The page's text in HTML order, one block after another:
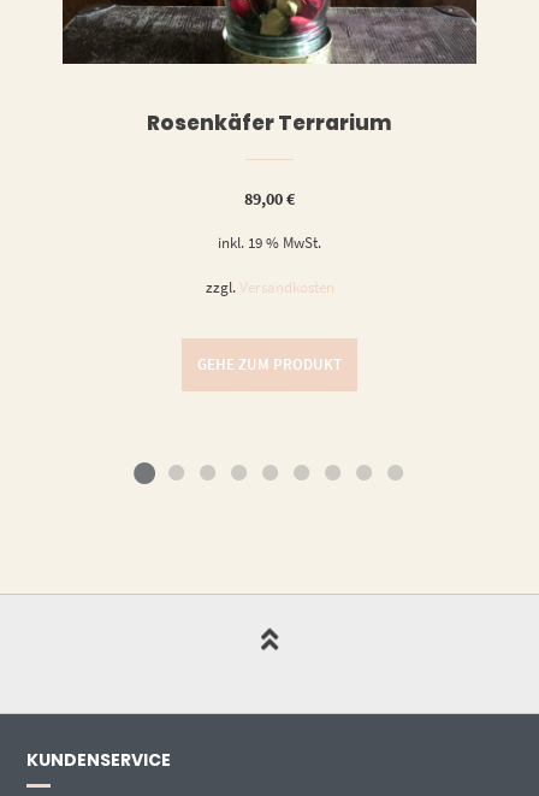
WEITERLESEN
Rosenkäfer Terrarium
89,00€
inkl. 19 % MwSt.
zzgl. Versandkosten
GEHE ZUM PRODUKT
KUNDENSERVICE